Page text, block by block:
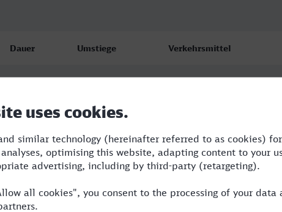
Dauer Umstiege Verkehrsmittel
4:57 RE,ICE